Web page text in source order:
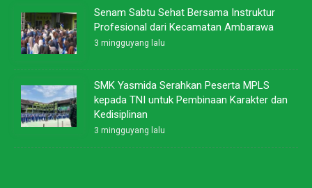
Senam Sabtu Sehat Bersama Instruktur
Profesional dari Kecamatan Ambarawa
3 mingguyang lalu
SMK Yasmida Serahkan Peserta MPLS
kepada TNI untuk Pembinaan Karakter dan
Kedisiplinan
3 mingguyang lalu